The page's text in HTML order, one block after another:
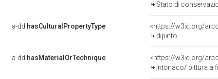
Stato di
a-dd:hasCulturalPropertyType
<https://w3id.org/
dipinto
a-dd:hasMaterialOrTechnique
<https://w3id.org/
intonaco/ pittura a